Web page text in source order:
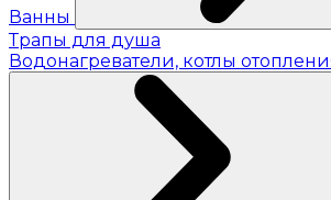
Ванны
Трапы для душа
Водонагреватели, котлы